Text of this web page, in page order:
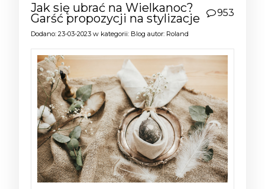
Jak się ubrać na Wielkanoc?
Garść propozycji na stylizacje 953
Dodano: 23-03-2023 w kategorii: Blog autor: Roland